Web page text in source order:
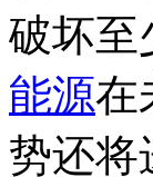
破坏至
能源在
势还将